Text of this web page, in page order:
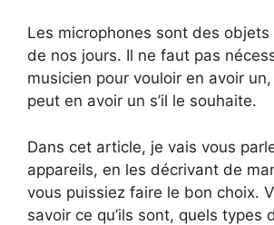
Les microphones sont des
de nos jours. Il ne faut pas
musicien pour vouloir en avoir
peut en avoir un s’il le souhaite.
Dans cet article, je vais vous
appareils, en les décrivant de
vous puissiez faire le bon choix.
savoir ce qu’ils sont, quels types